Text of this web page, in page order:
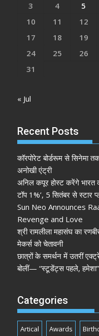
3
4 5
10
11 12
17
18 19
24
25 26
31
« Jul
Recent Posts
कॉरपोरेट बोर्डरूम से सिनेमा
अनोखी एंट्री
अनिल कपूर होस्ट करेंगे भारत
टॉप 1%’, 5 सितंबर से स्टार
Sun Neo Announces
Revenge and Love
श्री रामलीला महासंघ का
मेकर्स को चेतावनी
छात्रों के समर्थन में उतरीं
बोलीं— “स्टूडेंट्स पहले, हमेशा”
Categories
Artical Awards